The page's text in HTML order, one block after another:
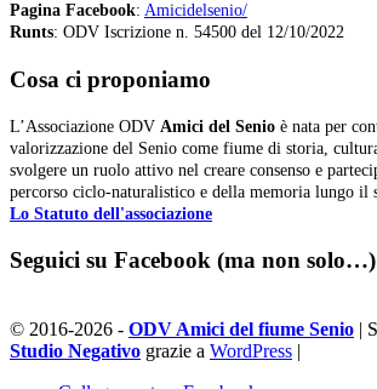
Pagina Facebook: Amicidelsenio/
Runts: ODV Iscrizione n. 54500 del 12/10/2022
Cosa ci proponiamo
L’Associazione ODV Amici del Senio è nata per
valorizzazione del Senio come fiume di storia,
svolgere un ruolo attivo nel creare consenso e
percorso ciclo-naturalistico e della memoria lungo il
Lo Statuto dell'associazione
Seguici su Facebook (ma non solo…)
© 2016-2026 - ODV Amici del fiume Senio |
Studio Negativo grazie a WordPress |